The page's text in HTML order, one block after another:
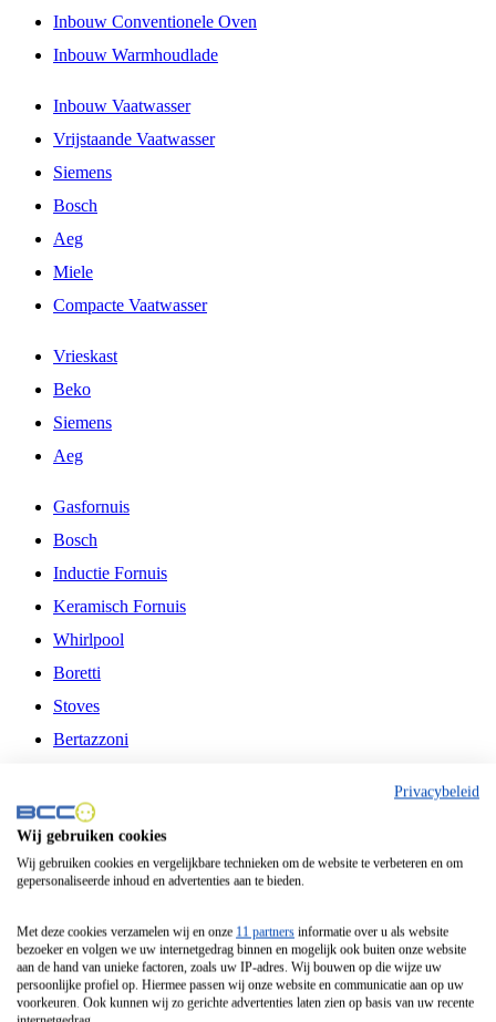
Inbouw Conventionele Oven
Inbouw Warmhoudlade
Inbouw Vaatwasser
Vrijstaande Vaatwasser
Siemens
Bosch
Aeg
Miele
Compacte Vaatwasser
Vrieskast
Beko
Siemens
Aeg
Gasfornuis
Bosch
Inductie Fornuis
Keramisch Fornuis
Whirlpool
Boretti
Stoves
Bertazzoni
Fitelli
Airfryer
Frituurpan
Contactgrill
Broodbakmachine
Broodrooster
Privacybeleid
Wij gebruiken cookies
Wij gebruiken cookies en vergelijkbare technieken om de website te verbeteren en om
gepersonaliseerde inhoud en advertenties aan te bieden.
Met deze cookies verzamelen wij en onze 11 partners informatie over u als website
bezoeker en volgen we uw internetgedrag binnen en mogelijk ook buiten onze website
aan de hand van unieke factoren, zoals uw IP-adres. Wij bouwen op die wijze uw
persoonlijke profiel op. Hiermee passen wij onze website en communicatie aan op uw
voorkeuren. Ook kunnen wij zo gerichte advertenties laten zien op basis van uw recente